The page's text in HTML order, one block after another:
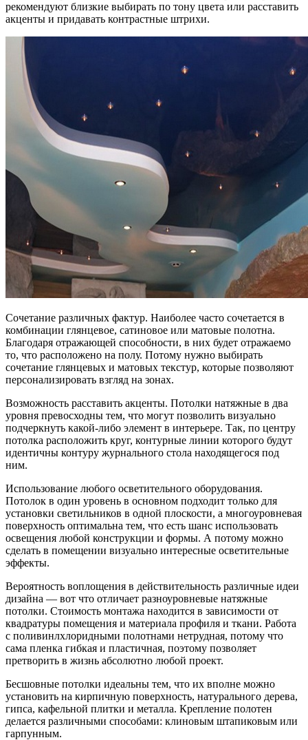
рекомендуют близкие выбирать по тону цвета или расставить
акценты и придавать контрастные штрихи.
Сочетание различных фактур. Наиболее часто сочетается в
комбинации глянцевое, сатиновое или матовые полотна.
Благодаря отражающей способности, в них будет отражаемо
то, что расположено на полу. Потому нужно выбирать
сочетание глянцевых и матовых текстур, которые позволяют
персонализировать взгляд на зонах.
Возможность расставить акценты. Потолки натяжные в два
уровня превосходны тем, что могут позволить визуально
подчеркнуть какой-либо элемент в интерьере. Так, по центру
потолка расположить круг, контурные линии которого будут
идентичны контуру журнального стола находящегося под
ним.
Использование любого осветительного оборудования.
Потолок в один уровень в основном подходит только для
установки светильников в одной плоскости, а многоуровневая
поверхность оптимальна тем, что есть шанс использовать
освещения любой конструкции и формы. А потому можно
сделать в помещении визуально интересные осветительные
эффекты.
Вероятность воплощения в действительность различные идеи
дизайна — вот что отличает разноуровневые натяжные
потолки. Стоимость монтажа находится в зависимости от
квадратуры помещения и материала профиля и ткани. Работа
с поливинлхлоридными полотнами нетрудная, потому что
сама пленка гибкая и пластичная, поэтому позволяет
претворить в жизнь абсолютно любой проект.
Бесшовные потолки идеальны тем, что их вполне можно
установить на кирпичную поверхность, натурального дерева,
гипса, кафельной плитки и металла. Крепление полотен
делается различными способами: клиновым штапиковым или
гарпунным.